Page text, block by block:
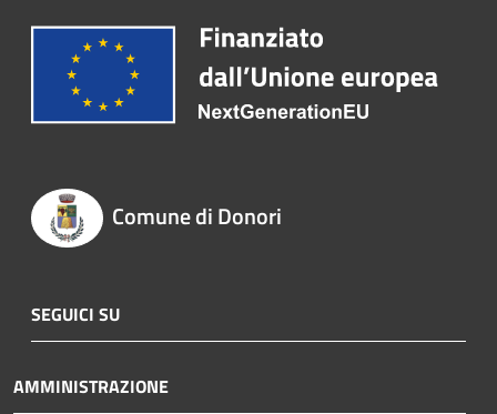
Comune di Donori
SEGUICI SU
AMMINISTRAZIONE